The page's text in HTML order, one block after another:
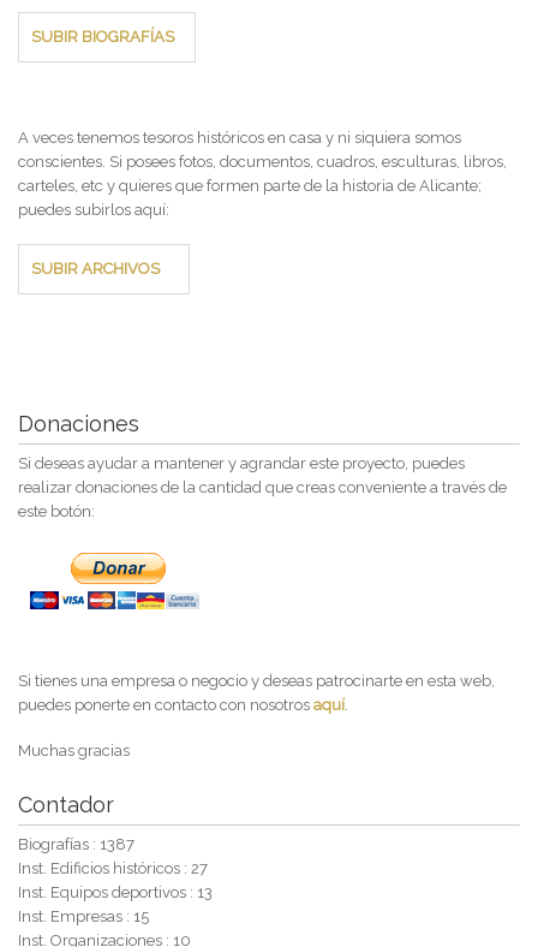
SUBIR BIOGRAFÍAS
A veces tenemos tesoros históricos en casa y ni siquiera somos
conscientes. Si posees fotos, documentos, cuadros, esculturas, libros,
carteles, etc y quieres que formen parte de la historia de Alicante;
puedes subirlos aquí:
SUBIR ARCHIVOS
Donaciones
Si deseas ayudar a mantener y agrandar este proyecto, puedes
realizar donaciones de la cantidad que creas conveniente a través de
este botón:
Si tienes una empresa o negocio y deseas patrocinarte en esta web,
puedes ponerte en contacto con nosotros aquí.
Muchas gracias
Contador
Biografías : 1387
Inst. Edificios históricos : 27
Inst. Equipos deportivos : 13
Inst. Empresas : 15
Inst. Organizaciones : 10